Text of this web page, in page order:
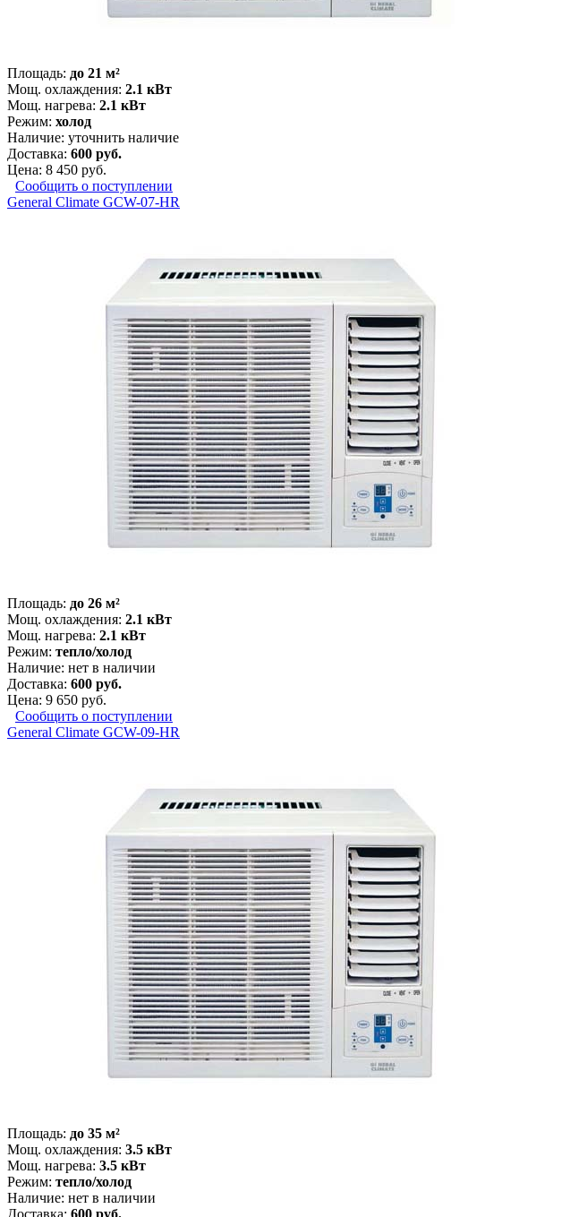
Площадь: до 21 м²
Мощ. охлаждения: 2.1 кВт
Мощ. нагрева: 2.1 кВт
Режим: холод
Наличие: уточнить наличие
Доставка: 600 руб.
Цена: 8 450 руб.
Сообщить о поступлении
General Climate GCW-07-HR
Площадь: до 26 м²
Мощ. охлаждения: 2.1 кВт
Мощ. нагрева: 2.1 кВт
Режим: тепло/холод
Наличие: нет в наличии
Доставка: 600 руб.
Цена: 9 650 руб.
Сообщить о поступлении
General Climate GCW-09-HR
Площадь: до 35 м²
Мощ. охлаждения: 3.5 кВт
Мощ. нагрева: 3.5 кВт
Режим: тепло/холод
Наличие: нет в наличии
Доставка: 600 руб.